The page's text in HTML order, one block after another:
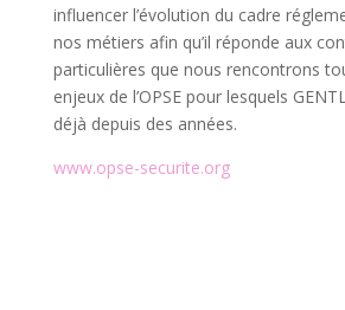
influencer l’évolution du cadre
nos métiers afin qu’il réponde aux
particulières que nous rencontrons
enjeux de l’OPSE pour lesquels
déjà depuis des années.
www.opse-securite.org